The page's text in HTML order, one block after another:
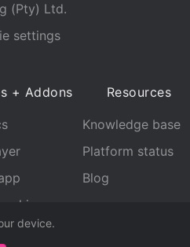
device.
(Pty) Ltd.
settings
+ Addons Resources
Knowledge base
Platform status
Blog